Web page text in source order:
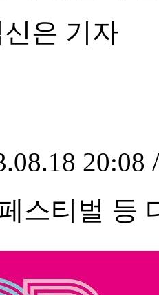
은 기자
20:08
스티벌 등